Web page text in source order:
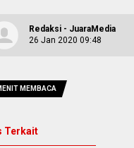
Redaksi - JuaraMedia
26 Jan 2020 09:48
MEMBACA
Terkait